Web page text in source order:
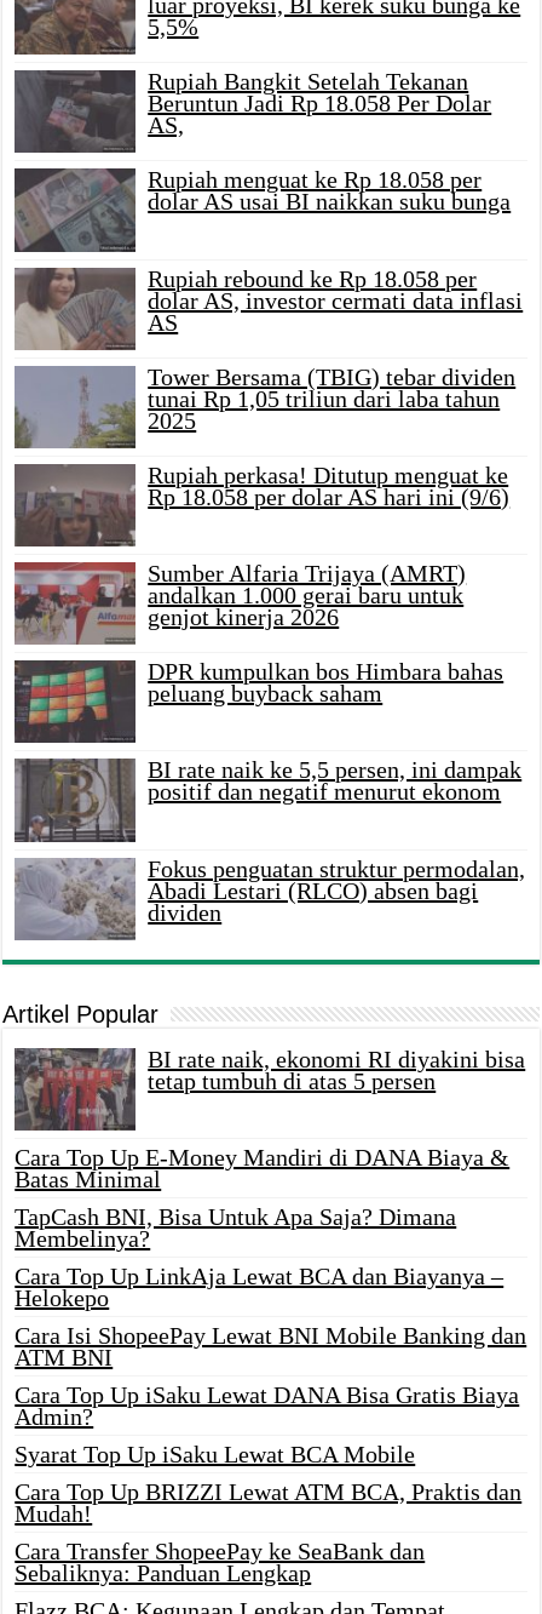
5,5%
Rupiah Bangkit Setelah Tekanan
Beruntun Jadi Rp 18.058 Per Dolar
AS,
Rupiah menguat ke Rp 18.058 per
dolar AS usai BI naikkan suku bunga
Rupiah rebound ke Rp 18.058 per
dolar AS, investor cermati data inflasi
AS
Tower Bersama (TBIG) tebar dividen
tunai Rp 1,05 triliun dari laba tahun
2025
Rupiah perkasa! Ditutup menguat ke
Rp 18.058 per dolar AS hari ini (9/6)
Sumber Alfaria Trijaya (AMRT)
andalkan 1.000 gerai baru untuk
genjot kinerja 2026
DPR kumpulkan bos Himbara bahas
peluang buyback saham
BI rate naik ke 5,5 persen, ini dampak
positif dan negatif menurut ekonom
Fokus penguatan struktur permodalan,
Abadi Lestari (RLCO) absen bagi
dividen
Artikel Popular
BI rate naik, ekonomi RI diyakini bisa
tetap tumbuh di atas 5 persen
Cara Top Up E-Money Mandiri di DANA Biaya &
Batas Minimal
TapCash BNI, Bisa Untuk Apa Saja? Dimana
Membelinya?
Cara Top Up LinkAja Lewat BCA dan Biayanya –
Helokepo
Cara Isi ShopeePay Lewat BNI Mobile Banking dan
ATM BNI
Cara Top Up iSaku Lewat DANA Bisa Gratis Biaya
Admin?
Syarat Top Up iSaku Lewat BCA Mobile
Cara Top Up BRIZZI Lewat ATM BCA, Praktis dan
Mudah!
Cara Transfer ShopeePay ke SeaBank dan
Sebaliknya: Panduan Lengkap